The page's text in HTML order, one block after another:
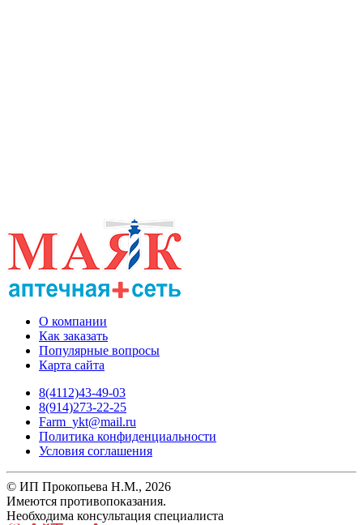
О компании
Как заказать
Популярные вопросы
Карта сайта
8(4112)43-49-03
8(914)273-22-25
Farm_ykt@mail.ru
Политика конфиденциальности
Условия соглашения
© ИП Прокопьева Н.М., 2026
Имеются противопоказания.
Необходима консультация специалиста